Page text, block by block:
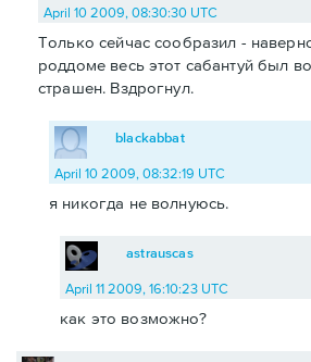
April 10 2009, 08:30:30 UTC
Только сейчас сообразил -
роддоме весь этот сабантуй был
страшен. Вздрогнул.
blackabbat
April 10 2009, 08:32:19 UTC
я никогда не волнуюсь.
astrauscas
April 11 2009, 16:10:23 UTC
как это возможно?